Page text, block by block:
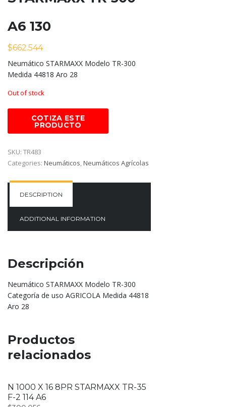
A6 130
$662.544
Neumático STARMAXX Modelo TR-300
Medida 44818 Aro 28
Out of stock
SKU: TR483
Categories: Neumáticos,Neumáticos Agrícolas
DESCRIPTION
ADDITIONAL INFORMATION
Descripción
Neumático STARMAXX Modelo TR-300
Categoría de uso AGRICOLA Medida 44818
Aro 28
Productos
relacionados
N 1000 X 16 8PR STARMAXX TR-35
F-2 114 A6